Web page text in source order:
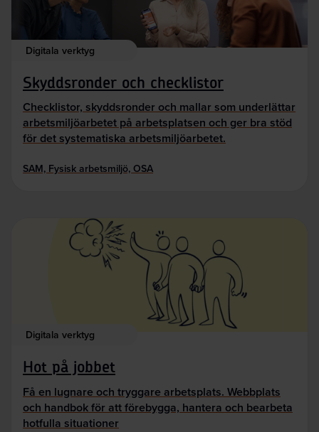
Digitala verktyg
Skyddsronder och checklistor
Checklistor, skyddsronder och mallar som underlättar
arbetsmiljöarbetet på arbetsplatsen och ger bra stöd
för det systematiska arbetsmiljöarbetet.
SAM, Fysisk arbetsmiljö, OSA
Digitala verktyg
Hot på jobbet
Få en lugnare och tryggare arbetsplats. Webbplats
och handbok för att förebygga, hantera och bearbeta
hotfulla situationer